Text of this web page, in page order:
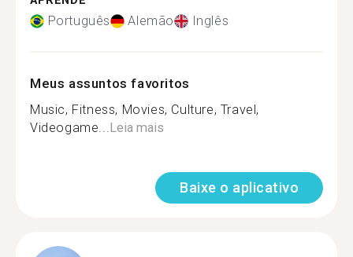
Português Alemão Inglês
Meus assuntos favoritos
Music, Fitness, Movies, Culture, Travel,
Videogame...Leia mais
Baixe o aplicativo